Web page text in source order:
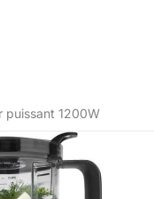
puissant 1200W